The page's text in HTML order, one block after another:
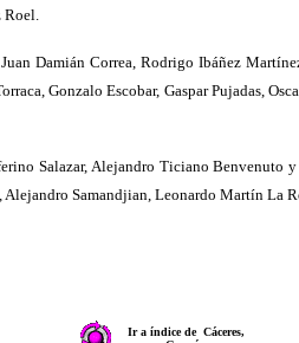
Roel.
Damián Correa, Rodrigo Ibáñez
Gonzalo Escobar, Gaspar Pujadas,
Salazar, Alejandro Ticiano
Samandjian, Leonardo Martín La
Ir a índice de Cáceres,